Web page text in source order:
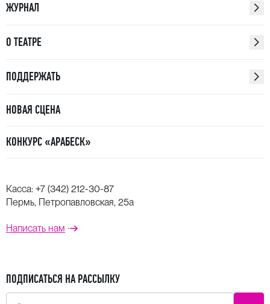
ЖУРНАЛ
О ТЕАТРЕ
ПОДДЕРЖАТЬ
НОВАЯ СЦЕНА
КОНКУРС «АРАБЕСК»
Касса: +7 (342) 212-30-87
Пермь, Петропавловская, 25а
Написать нам
ПОДПИСАТЬСЯ НА РАССЫЛКУ